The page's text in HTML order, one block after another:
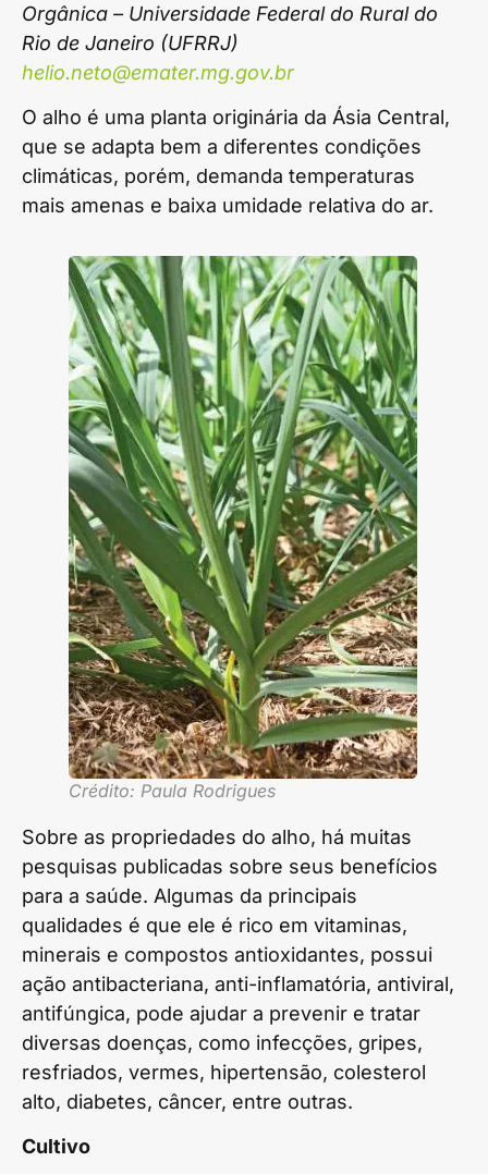
Orgânica – Universidade Federal do Rural do
Rio de Janeiro (UFRRJ)
helio.neto@emater.mg.gov.br
O alho é uma planta originária da Ásia Central,
que se adapta bem a diferentes condições
climáticas, porém, demanda temperaturas
mais amenas e baixa umidade relativa do ar.
Crédito: Paula Rodrigues
Sobre as propriedades do alho, há muitas
pesquisas publicadas sobre seus benefícios
para a saúde. Algumas da principais
qualidades é que ele é rico em vitaminas,
minerais e compostos antioxidantes, possui
ação antibacteriana, anti-inflamatória, antiviral,
antifúngica, pode ajudar a prevenir e tratar
diversas doenças, como infecções, gripes,
resfriados, vermes, hipertensão, colesterol
alto, diabetes, câncer, entre outras.
Cultivo